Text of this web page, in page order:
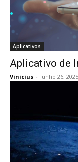
Aplicativos
Aplicativo de
Vinicius - junho 26, 2025